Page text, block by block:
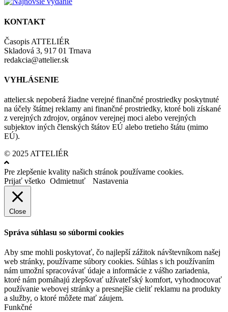
KONTAKT
Časopis ATTELIÉR
Skladová 3, 917 01 Trnava
redakcia@attelier.sk
VYHLÁSENIE
attelier.sk nepoberá žiadne verejné finančné prostriedky poskytnuté
na účely štátnej reklamy ani finančné prostriedky, ktoré boli získané
z verejných zdrojov, orgánov verejnej moci alebo verejných
subjektov iných členských štátov EÚ alebo tretieho štátu (mimo
EÚ).
© 2025 ATTELIÉR
Pre zlepšenie kvality našich stránok používame cookies.
Prijať všetko Odmietnuť Nastavenia
Close
Správa súhlasu so súbormi cookies
Aby sme mohli poskytovať, čo najlepší zážitok návštevníkom našej
web stránky, používame súbory cookies. Súhlas s ich používaním
nám umožní spracovávať údaje a informácie z vášho zariadenia,
ktoré nám pomáhajú zlepšovať užívateľský komfort, vyhodnocovať
používanie webovej stránky a presnejšie cieliť reklamu na produkty
a služby, o ktoré môžete mať záujem.
Funkčné